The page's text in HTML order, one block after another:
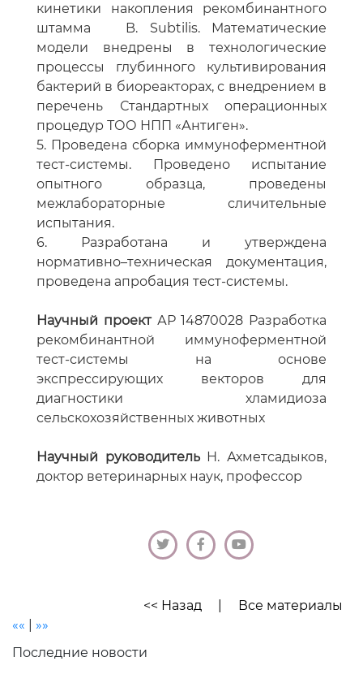
кинетики накопления рекомбинантного
штамма B. Subtilis. Математические
модели внедрены в технологические
процессы глубинного культивирования
бактерий в биореакторах, с внедрением в
перечень Стандартных операционных
процедур ТОО НПП «Антиген».
5. Проведена сборка иммуноферментной
тест-системы. Проведено испытание
опытного образца, проведены
межлабораторные сличительные
испытания.
6. Разработана и утверждена
нормативно–техническая документация,
проведена апробация тест-системы.
Научный проектАР 14870028 Разработка
рекомбинантной иммуноферментной
тест-системы на основе
экспрессирующих векторов для
диагностики хламидиоза
сельскохозяйственных животных
Научный руководительН. Ахметсадыков,
доктор ветеринарных наук, профессор
<< Назад
Все материалы
««
»»
Последние новости